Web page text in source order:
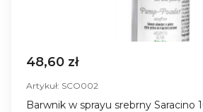
48,60 zł
Artykuł: SCO002
Barwnik w sprayu srebrny Saracino